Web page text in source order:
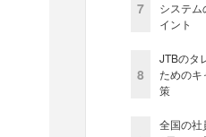
7
システ
イント
8
JTBのタ
ためのキ
策
全国の社